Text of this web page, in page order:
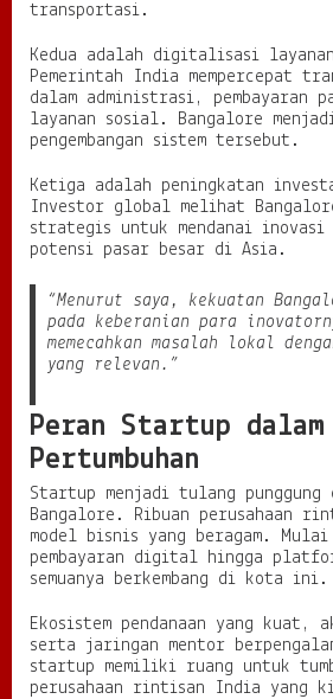
transportasi.
Kedua adalah digitalisasi
Pemerintah India mempercepat
dalam administrasi, pembayaran
layanan sosial. Bangalore
pengembangan sistem tersebut.
Ketiga adalah peningkatan
Investor global melihat
strategis untuk mendanai inovasi
potensi pasar besar di Asia.
“Menurut saya, kekuatan
pada keberanian para
memecahkan masalah lokal
yang relevan.”
Peran Startup dalam
Pertumbuhan
Startup menjadi tulang
Bangalore. Ribuan perusahaan
model bisnis yang beragam.
pembayaran digital hingga
semuanya berkembang di kota ini.
Ekosistem pendanaan yang kuat,
serta jaringan mentor
startup memiliki ruang untuk
perusahaan rintisan India yang